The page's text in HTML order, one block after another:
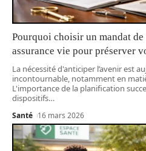
Pourquoi choisir un mandat
assurance vie pour préserver
La nécessité d'anticiper l’avenir est
incontournable, notamment en
L'importance de la planification
dispositifs…
Santé 16 mars 2026